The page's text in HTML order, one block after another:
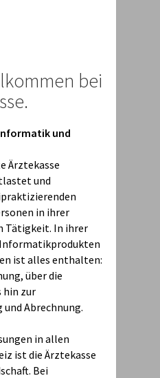
bei
und
Ärztekasse
und
in ihrer
Tätigkeit. In ihrer
ist alles enthalten:
über die
hin zur
Abrechnung.
in allen
ist die Ärztekasse
Bei